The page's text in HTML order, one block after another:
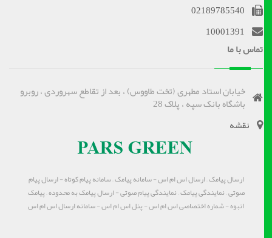
02189785540
10001391
تماس با ما
خیابان استاد مطهری (تخت طاووس) ، بعد از تقاطع سهروردی ، روبرو
باشگاه بانک سپه ، پلاک 28
نقشه
ارسال پیامک – ارسال اس ام اس - سامانه پیامک – سامانه پیام کوتاه - ارسال پیام
صوتی – نمایندگی پیامک – نمایندگی پیام صوتی - ارسال پیامک به محدوده – پیامک
انبوه - شماره اختصاصی اس ام اس - پنل اس ام اس - سامانه ارسال اس ام اس